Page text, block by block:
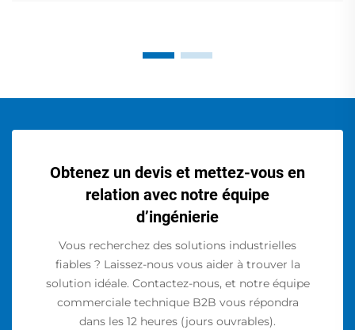
Obtenez un devis et mettez-vous en
relation avec notre équipe
d’ingénierie
Vous recherchez des solutions industrielles
fiables ? Laissez-nous vous aider à trouver la
solution idéale. Contactez-nous, et notre équipe
commerciale technique B2B vous répondra
dans les 12 heures (jours ouvrables).